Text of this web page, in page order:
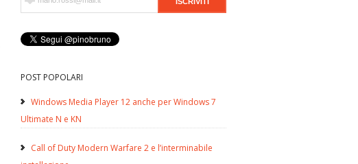
POST POPOLARI
Windows Media Player 12 anche per Windows 7
Ultimate N e KN
Call of Duty Modern Warfare 2 e l’interminabile